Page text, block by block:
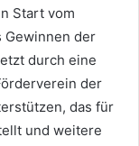
Start vom
Gewinnen der
durch eine
der
das für
und weitere